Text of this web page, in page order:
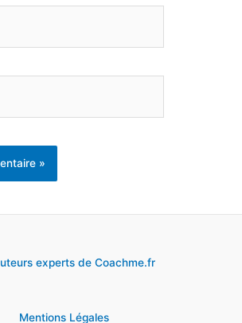
experts de Coachme.fr
Mentions Légales